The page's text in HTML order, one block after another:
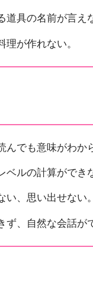
道具の名前が言え
が作れない。
んでも意味がわか
ベルの計算ができ
、思い出せない。
ず、自然な会話が